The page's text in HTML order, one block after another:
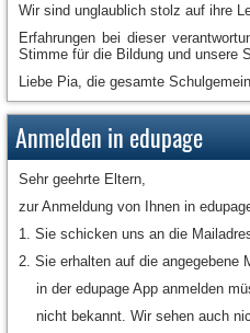
Wir sind unglaublich stolz auf ihre
Erfahrungen bei dieser
Stimme für die Bildung und unsere
Liebe Pia, die gesamte
Anmelden in edupage
Sehr geehrte Eltern,
zur Anmeldung von Ihnen in
1. Sie schicken uns an die
2. Sie erhalten auf die
in der edupage App anmelden
nicht bekannt. Wir sehen auch